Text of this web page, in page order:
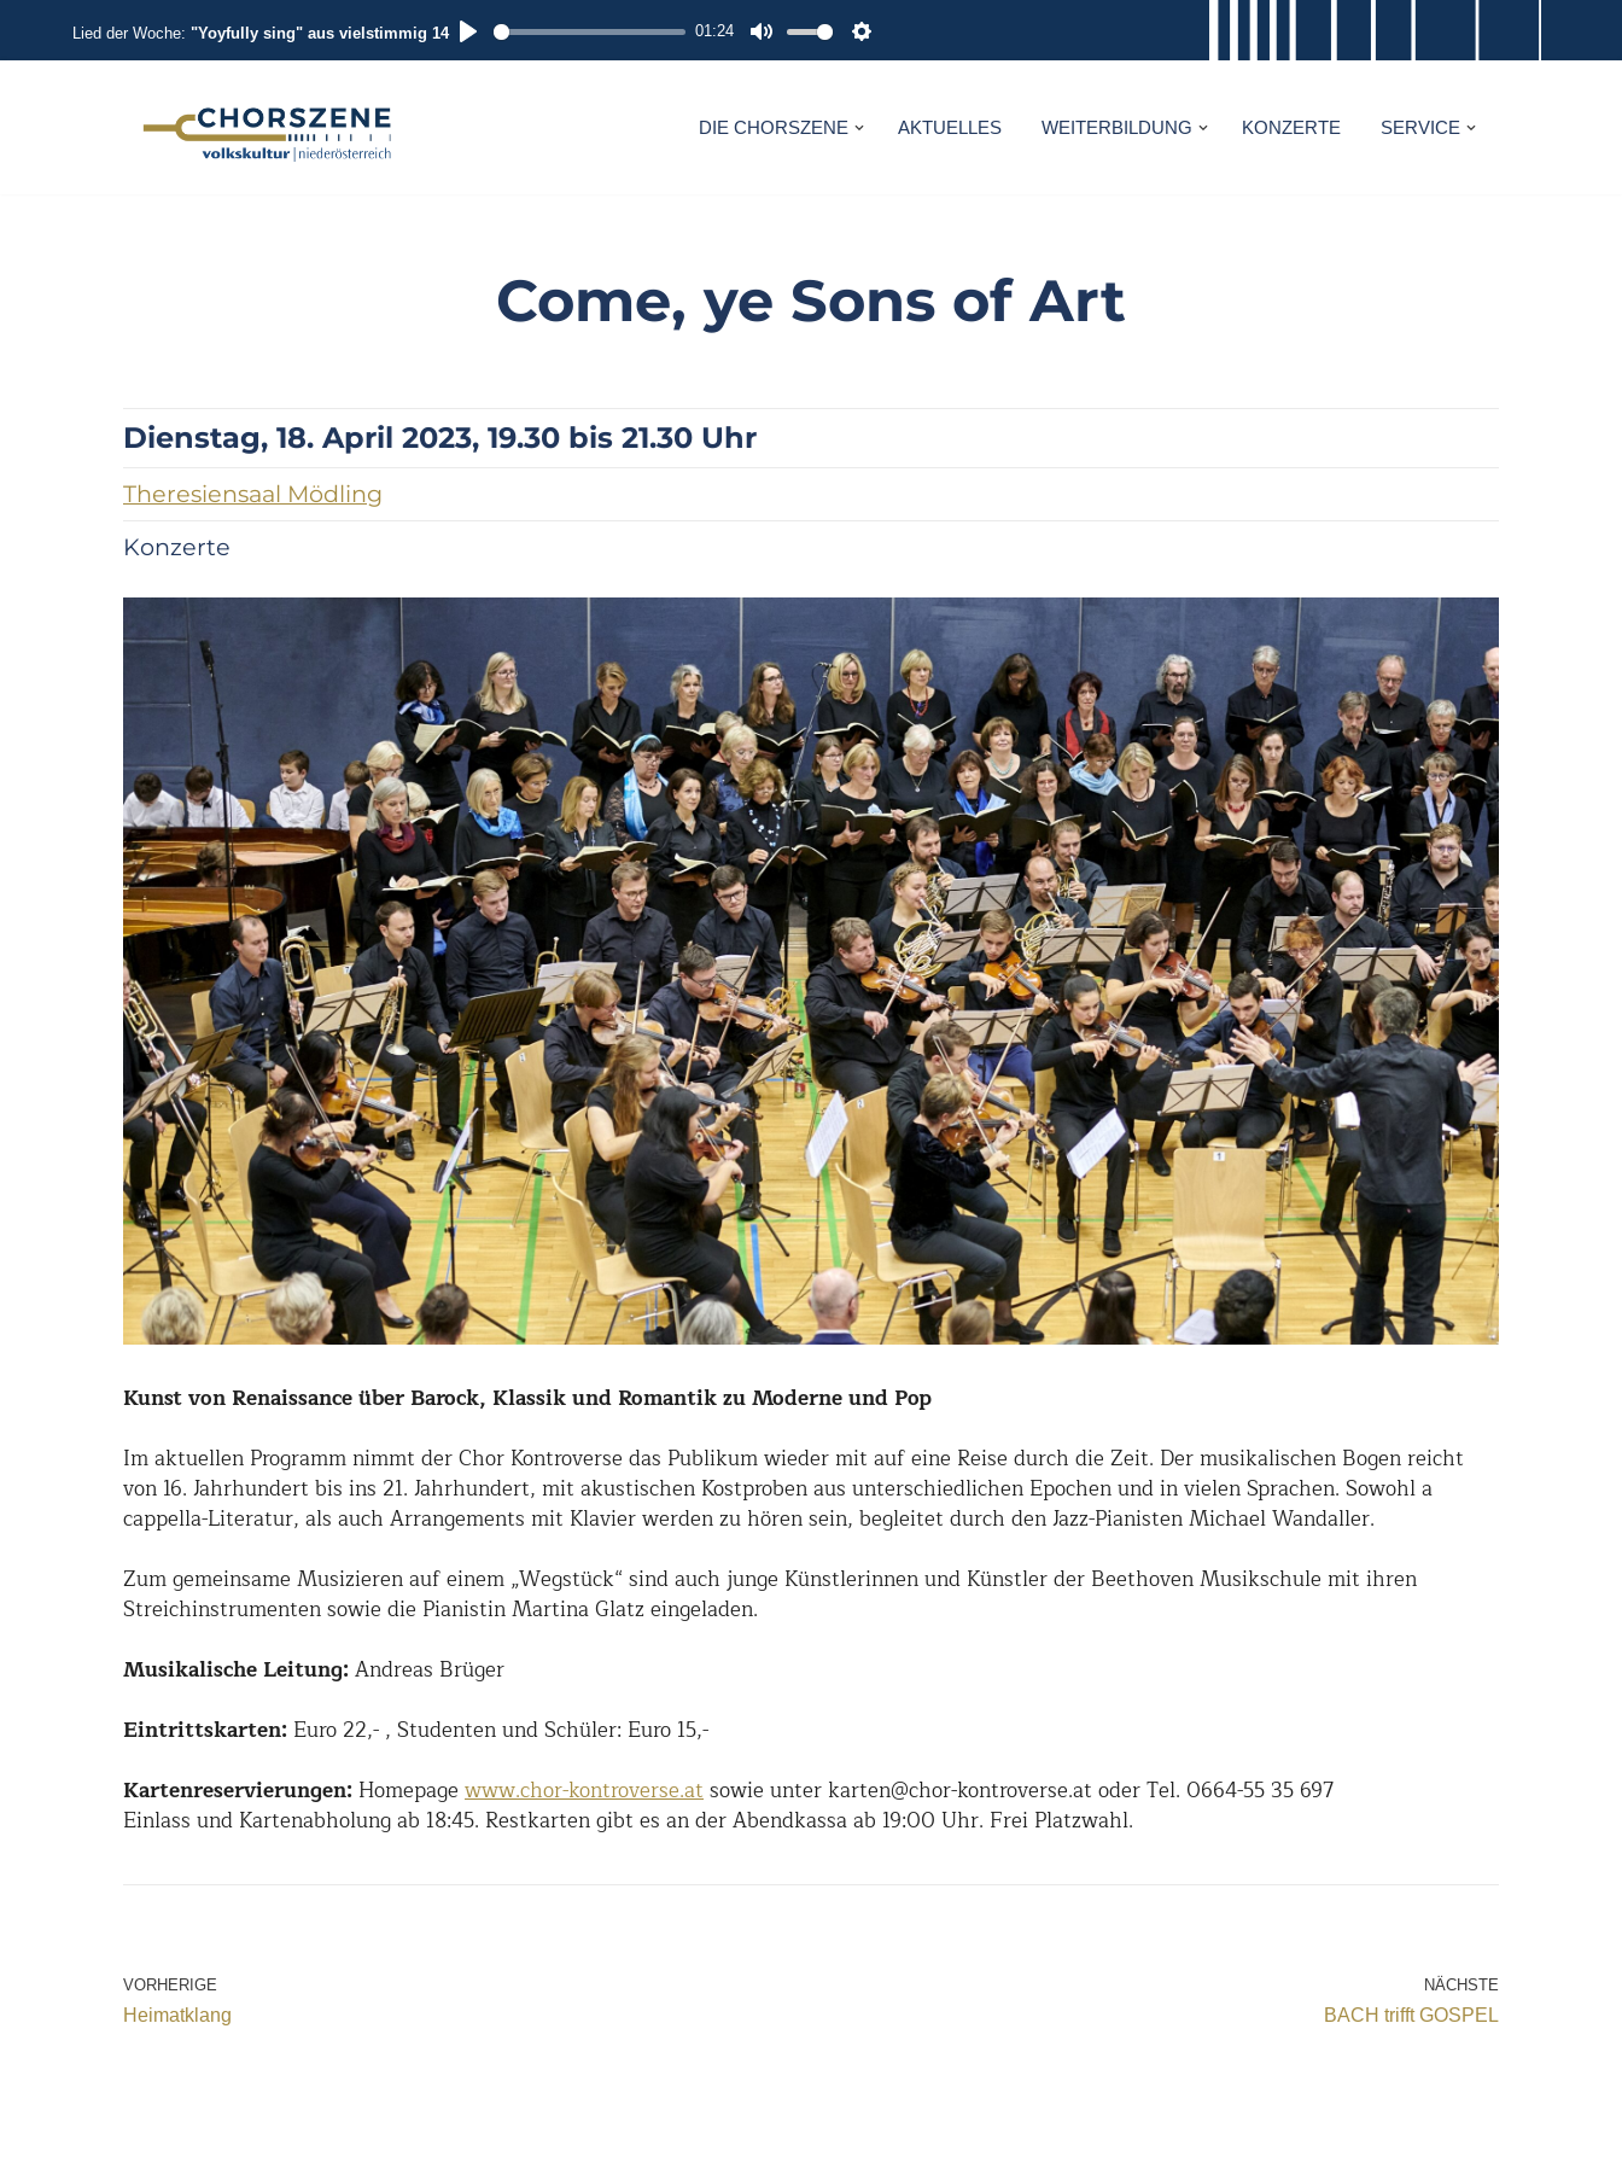
Lied der Woche: "Yoyfully sing" aus vielstimmig 14
P
01:24
M
T
S
T
S
DIE CHORSZENE AKTUELLES WEITERBILDUNG KONZERTE SERVICE
Come, ye Sons of Art
Dienstag, 18. April 2023, 19.30 bis 21.30 Uhr
Theresiensaal Mödling
Konzerte
Kunst von Renaissance über Barock, Klassik und Romantik zu Moderne und Pop
Im aktuellen Programm nimmt der Chor Kontroverse das Publikum wieder mit auf eine Reise durch die Zeit. Der musikalischen Bogen reicht
von 16. Jahrhundert bis ins 21. Jahrhundert, mit akustischen Kostproben aus unterschiedlichen Epochen und in vielen Sprachen. Sowohl a
cappella-Literatur, als auch Arrangements mit Klavier werden zu hören sein, begleitet durch den Jazz-Pianisten Michael Wandaller.
Zum gemeinsame Musizieren auf einem „Wegstück“ sind auch junge Künstlerinnen und Künstler der Beethoven Musikschule mit ihren
Streichinstrumenten sowie die Pianistin Martina Glatz eingeladen.
Musikalische Leitung:Andreas Brüger
Eintrittskarten: Euro 22,- , Studenten und Schüler: Euro 15,-
Kartenreservierungen: Homepage www.chor-kontroverse.atsowie unter karten@chor-kontroverse.at oder Tel. 0664-55 35 697
Einlass und Kartenabholung ab 18:45. Restkarten gibt es an der Abendkassa ab 19:00 Uhr. Frei Platzwahl.
VORHERIGE
Heimatklang
NÄCHSTE
BACH trifft GOSPEL